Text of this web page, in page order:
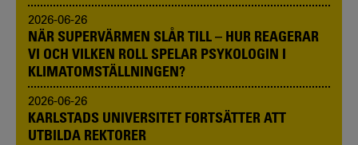
2026-06-26
NÄR SUPERVÄRMEN SLÅR TILL – HUR REAGERAR
VI OCH VILKEN ROLL SPELAR PSYKOLOGIN I
KLIMATOMSTÄLLNINGEN?
2026-06-26
KARLSTADS UNIVERSITET FORTSÄTTER ATT
UTBILDA REKTORER